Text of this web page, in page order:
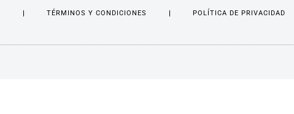
TÉRMINOS Y CONDICIONES POLÍTICA DE PRIVACIDAD